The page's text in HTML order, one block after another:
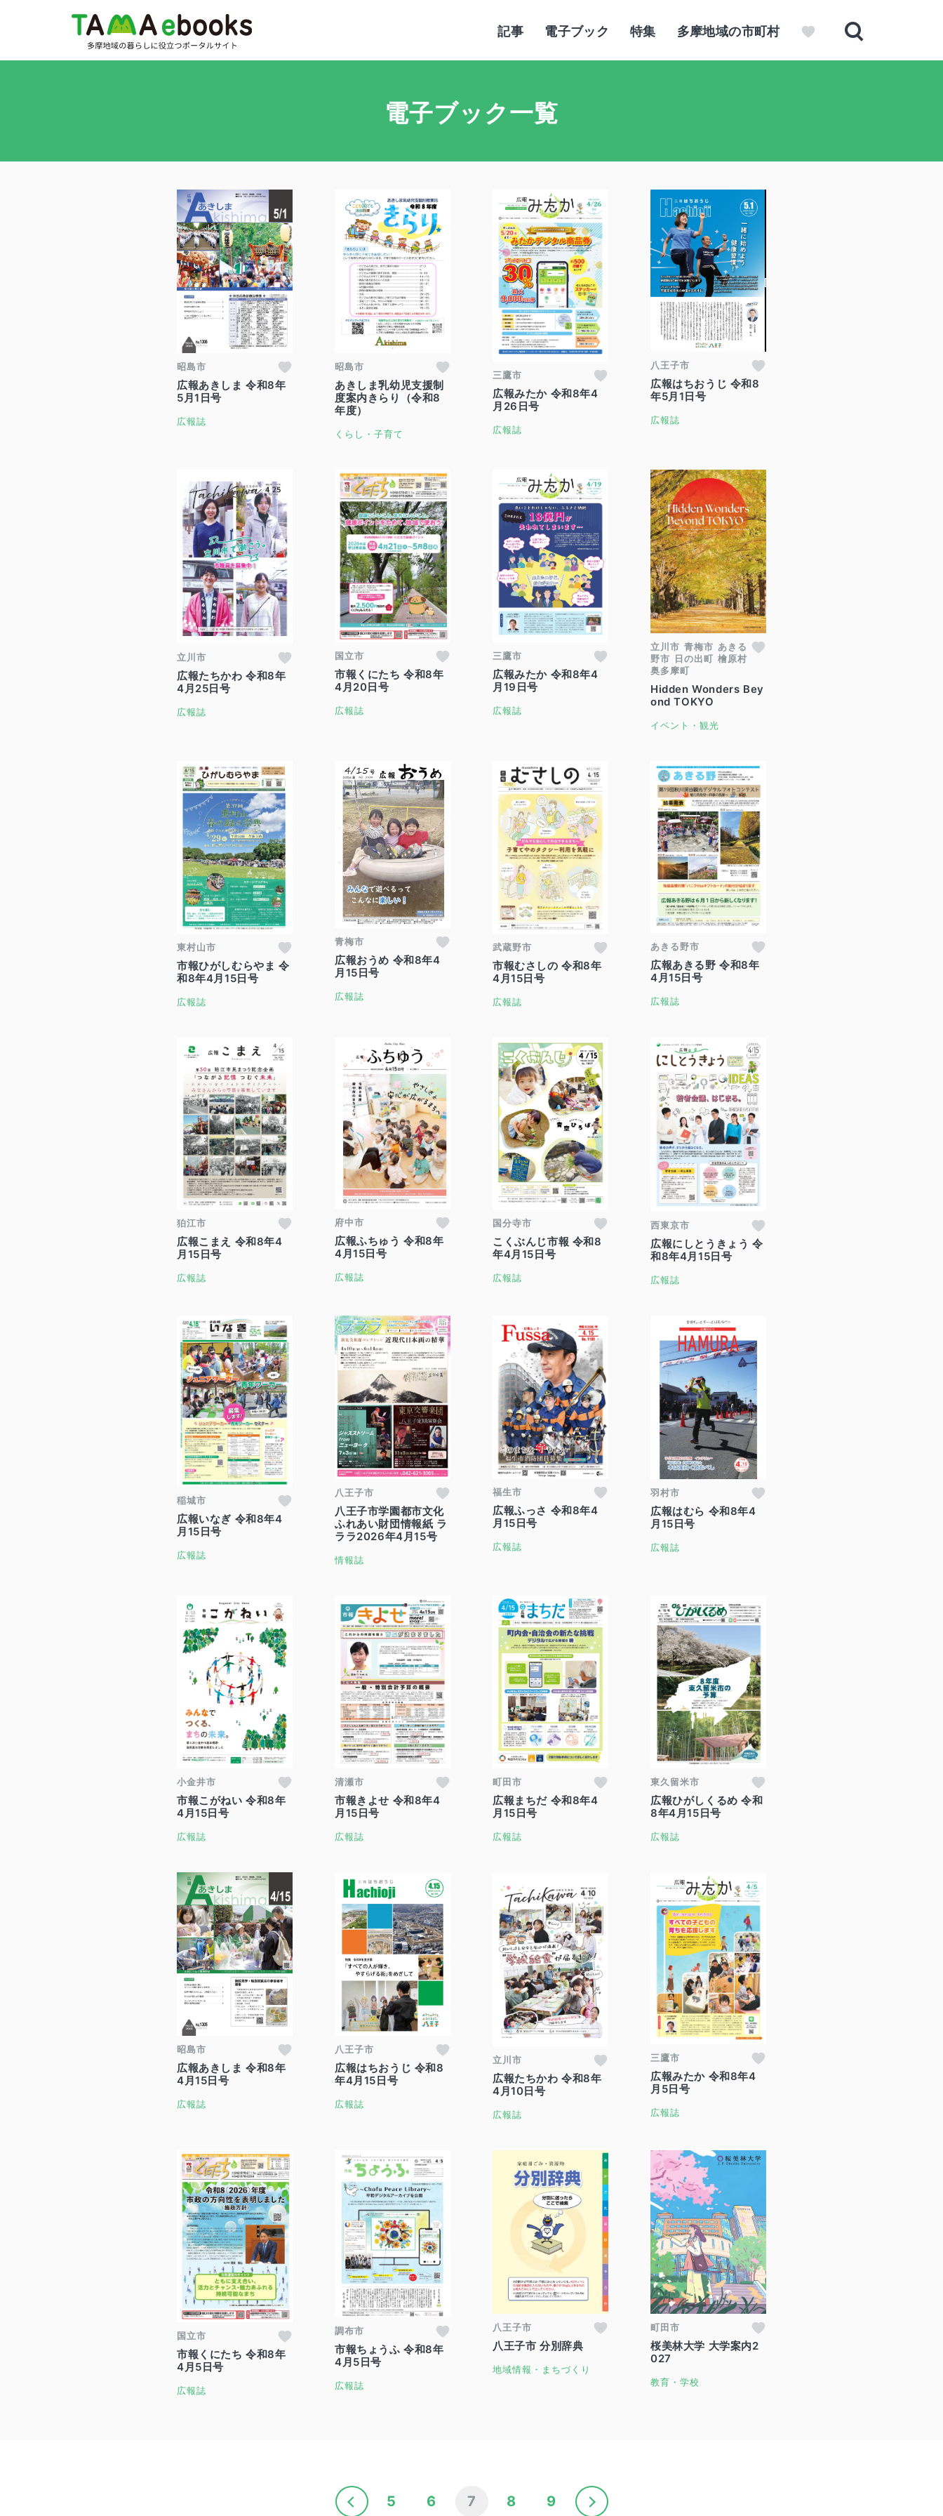
記事 電子ブック 特集 多摩地域の市町村
電子ブック一覧
昭島市
広報あきしま 令和8年
5月1日号
広報誌
昭島市
あきしま乳幼児支援制
度案内きらり（令和8
年度）
くらし・子育て
三鷹市
広報みたか 令和8年4
月26日号
広報誌
八王子市
広報はちおうじ 令和8
年5月1日号
広報誌
立川市
広報たちかわ 令和8年
4月25日号
広報誌
国立市
市報くにたち 令和8年
4月20日号
広報誌
三鷹市
広報みたか 令和8年4
月19日号
広報誌
立川市 青梅市 あきる
野市 日の出町 檜原村
奥多摩町
Hidden Wonders Bey
ond TOKYO
イベント・観光
東村山市
市報ひがしむらやま 令
和8年4月15日号
広報誌
青梅市
広報おうめ 令和8年4
月15日号
広報誌
武蔵野市
市報むさしの 令和8年
4月15日号
広報誌
あきる野市
広報あきる野 令和8年
4月15日号
広報誌
狛江市
広報こまえ 令和8年4
月15日号
広報誌
府中市
広報ふちゅう 令和8年
4月15日号
広報誌
国分寺市
こくぶんじ市報 令和8
年4月15日号
広報誌
西東京市
広報にしとうきょう 令
和8年4月15日号
広報誌
稲城市
広報いなぎ 令和8年4
月15日号
広報誌
八王子市
八王子市学園都市文化
ふれあい財団情報紙 ラ
ララ2026年4月15号
情報誌
福生市
広報ふっさ 令和8年4
月15日号
広報誌
羽村市
広報はむら 令和8年4
月15日号
広報誌
小金井市
市報こがねい 令和8年
4月15日号
広報誌
清瀬市
市報きよせ 令和8年4
月15日号
広報誌
町田市
広報まちだ 令和8年4
月15日号
広報誌
東久留米市
広報ひがしくるめ 令和
8年4月15日号
広報誌
昭島市
広報あきしま 令和8年
4月15日号
広報誌
八王子市
広報はちおうじ 令和8
年4月15日号
広報誌
立川市
広報たちかわ 令和8年
4月10日号
広報誌
三鷹市
広報みたか 令和8年4
月5日号
広報誌
国立市
市報くにたち 令和8年
4月5日号
広報誌
調布市
市報ちょうふ 令和8年
4月5日号
広報誌
八王子市
八王子市 分別辞典
地域情報・まちづくり
町田市
桜美林大学 大学案内2
027
教育・学校
5 6 7 8 9